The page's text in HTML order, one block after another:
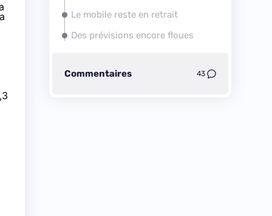
Le mobile reste en retrait
Des prévisions encore floues
Commentaires 43